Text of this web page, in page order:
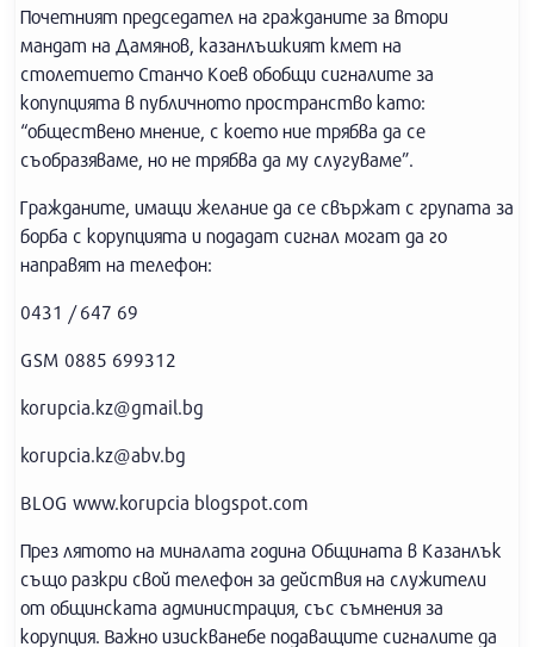
Почетният председател на гражданите за втори
мандат на Дамянов, казанлъшкият кмет на
столетието Станчо Коев обобщи сигналите за
копупцията в публичното пространство като:
“обществено мнение, с което ние трябва да се
съобразяваме, но не трябва да му слугуваме”.
Гражданите, имащи желание да се свържат с групата за
борба с корупцията и подадат сигнал могат да го
направят на телефон:
0431 / 647 69
GSM 0885 699312
korupcia.kz@gmail.bg
korupcia.kz@abv.bg
BLOG www.korupcia blogspot.com
През лятото на миналата година Общината в Казанлък
също разкри свой телефон за действия на служители
от общинската администрация, със съмнения за
корупция. Важно изискванебе подаващите сигналите да